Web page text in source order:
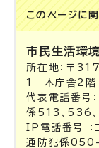
このページに
市民生活環
所在地：〒
1 本庁舎2階
代表電話番号
係513、536
IP電話番号
通防犯係